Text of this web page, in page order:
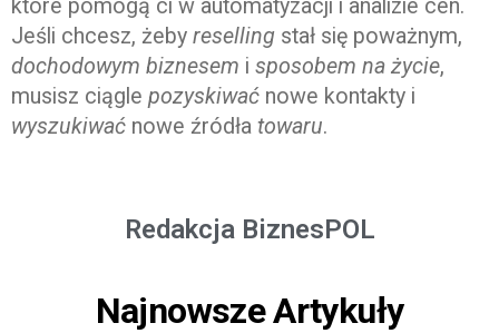
które pomogą ci w automatyzacji i analizie cen.
Jeśli chcesz, żeby reselling stał się poważnym,
dochodowym biznesem i sposobem na życie,
musisz ciągle pozyskiwać nowe kontakty i
wyszukiwać nowe źródła towaru.
Redakcja BiznesPOL
Najnowsze Artykuły